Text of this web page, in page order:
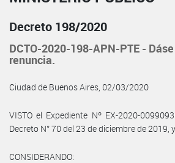
Decreto 198/2020
DCTO-2020-198-APN-PTE -
renuncia.
Ciudad de Buenos Aires, 02/03/2020
VISTO el Expediente Nº EX-2020-
Decreto N° 70 del 23 de diciembre de 2019, y
CONSIDERANDO: